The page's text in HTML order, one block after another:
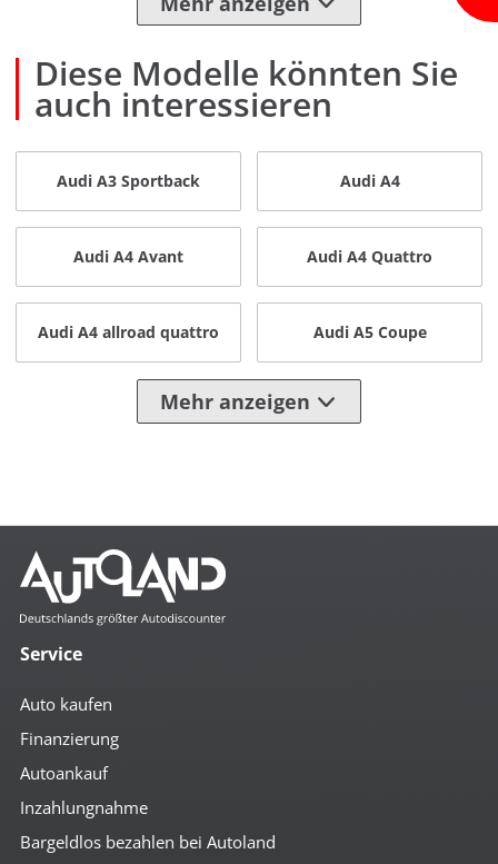
Diese Modelle könnten Sie
auch interessieren
Audi A3 Sportback Audi A4
Audi A4 Avant Audi A4 Quattro
Audi A4 allroad quattro Audi A5 Coupe
Mehr anzeigen
Service
Auto kaufen
Finanzierung
Autoankauf
Inzahlungnahme
Bargeldlos bezahlen bei Autoland